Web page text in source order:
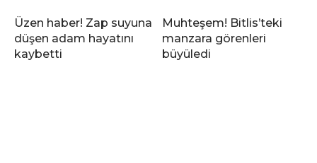
Üzen haber! Zap suyuna
düşen adam hayatını
kaybetti
Muhteşem! Bitlis’teki
manzara görenleri
büyüledi